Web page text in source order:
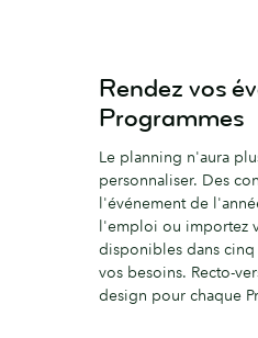
Rendez vos
Programmes
Le planning n'aura
personnaliser. Des
l'événement de
l'emploi ou importez
disponibles dans cinq
vos besoins. Recto-
design pour chaque